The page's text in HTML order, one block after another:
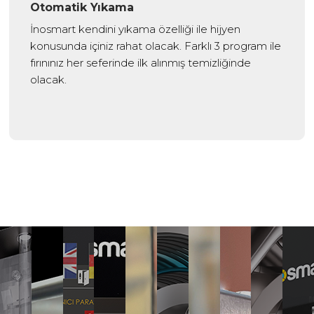
Otomatik Yıkama
İnosmart kendini yıkama özelliği ile hijyen
konusunda içiniz rahat olacak. Farklı 3 program ile
fırınınız her seferinde ilk alınmış temizliğinde
olacak.